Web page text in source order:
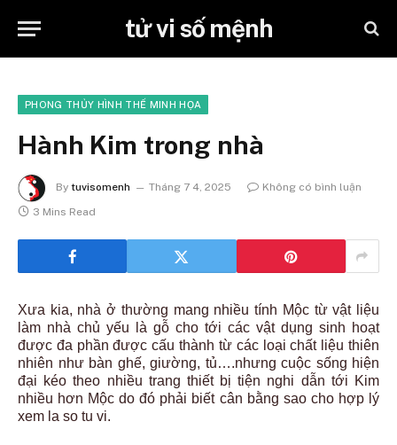
tử vi số mệnh
PHONG THỦY HÌNH THẾ MINH HỌA
Hành Kim trong nhà
By tuvisomenh Tháng 7 4, 2025
Không có bình luận
3 Mins Read
Xưa kia, nhà ở thường mang nhiều tính Mộc từ vật liệu
làm nhà chủ yếu là gỗ cho tới các vật dụng sinh hoạt
được đa phần được cấu thành từ các loại chất liệu thiên
nhiên như bàn ghế, giường, tủ….nhưng cuộc sống hiện
đại kéo theo nhiều trang thiết bị tiện nghi dẫn tới Kim
nhiều hơn Mộc do đó phải biết cân bằng sao cho hợp lý
xem la so tu vi.